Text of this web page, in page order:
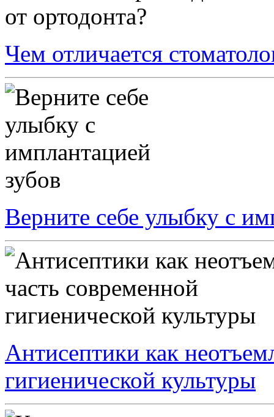
Чем отличается
Верните себе улыбку с
Антисептики как
гигиенической культуры